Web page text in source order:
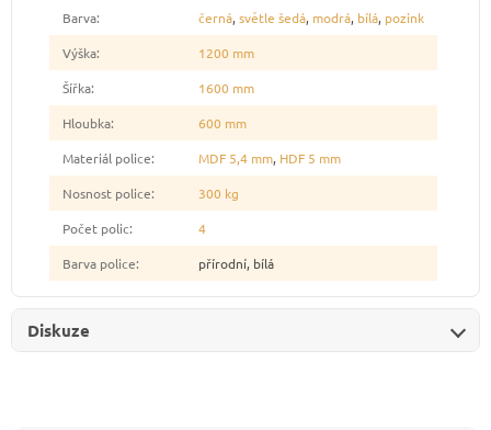
Barva: černá, světle šedá, modrá, bílá, pozink
Výška:
1200 mm
Šířka:
1600 mm
Hloubka:
600 mm
Materiál police: MDF 5,4 mm, HDF 5 mm
Nosnost police:
300 kg
Počet polic:
4
Barva police: přírodní, bílá
Diskuze